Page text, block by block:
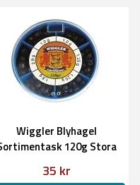
Wiggler Blyhagel
120g Stora
35 kr